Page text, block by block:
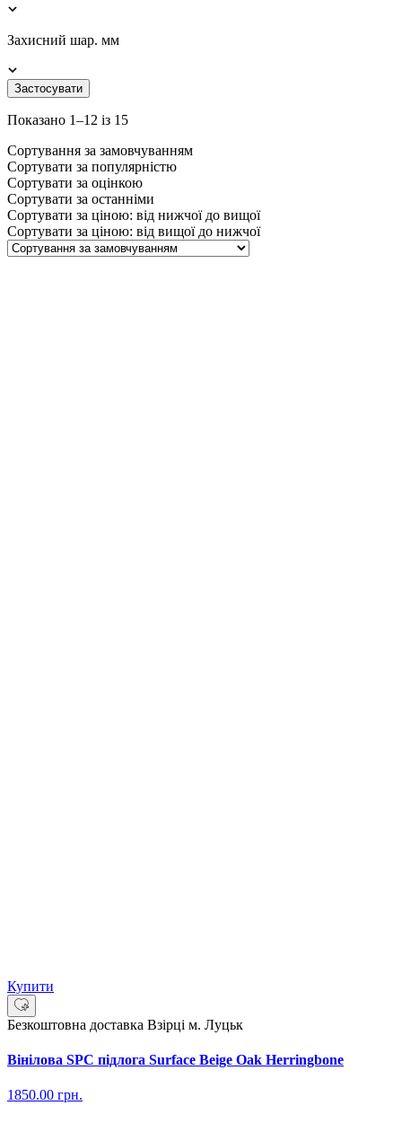
Захисний шар. мм
Застосувати
Показано 1–12 із 15
Сортування за замовчуванням
Сортувати за популярністю
Сортувати за оцінкою
Сортувати за останніми
Сортувати за ціною: від нижчої до вищої
Сортувати за ціною: від вищої до нижчої
Купити
Безкоштовна доставка Взірці м. Луцьк
Вінілова SPC підлога Surface Beige Oak Herringbone
1850.00 грн.